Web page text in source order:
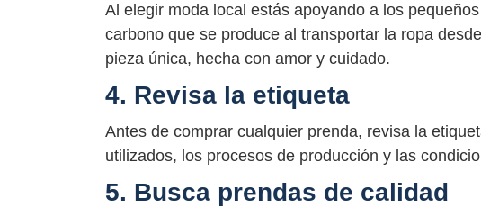
Al elegir moda local estás apoyando a los
carbono que se produce al transportar la ropa
pieza única, hecha con amor y cuidado.
4. Revisa la etiqueta
Antes de comprar cualquier prenda, revisa la
utilizados, los procesos de producción y las
5. Busca prendas de calidad